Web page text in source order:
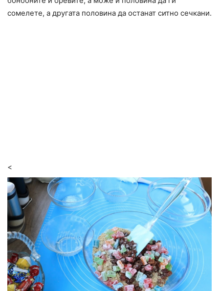
сомелете, а другата половина да останат ситно сечкани.
<